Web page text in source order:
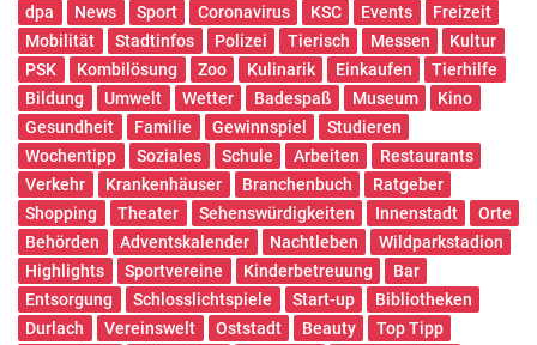
dpa News Sport Coronavirus KSC Events
Freizeit
Mobilität
Stadtinfos Polizei Tierisch Messen
Kultur
PSK
Kombilösung Zoo Kulinarik Einkaufen
Tierhilfe
Bildung
Umwelt Wetter Badespaß Museum
Kino
Gesundheit
Familie Gewinnspiel
Studieren
Wochentipp
Soziales Schule Arbeiten
Restaurants
Verkehr
Krankenhäuser Branchenbuch
Ratgeber
Shopping
Theater Sehenswürdigkeiten Innenstadt
Orte
Behörden
Adventskalender Nachtleben
Wildparkstadion
Highlights
Sportvereine Kinderbetreuung
Bar
Entsorgung
Schlosslichtspiele Start-up
Bibliotheken
Durlach
Vereinswelt Oststadt Beauty
Top Tipp